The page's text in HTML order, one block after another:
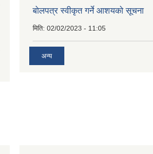
बाेलपत्र स्वीकृत गर्ने आशयकाे सूचना
मिति: 02/02/2023 - 11:05
अन्य